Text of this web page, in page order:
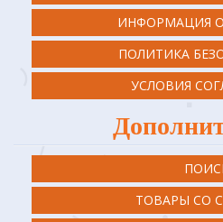
ИНФОРМАЦИЯ
ПОЛИТИКА
УСЛОВИЯ
ТОВАРЫ СО